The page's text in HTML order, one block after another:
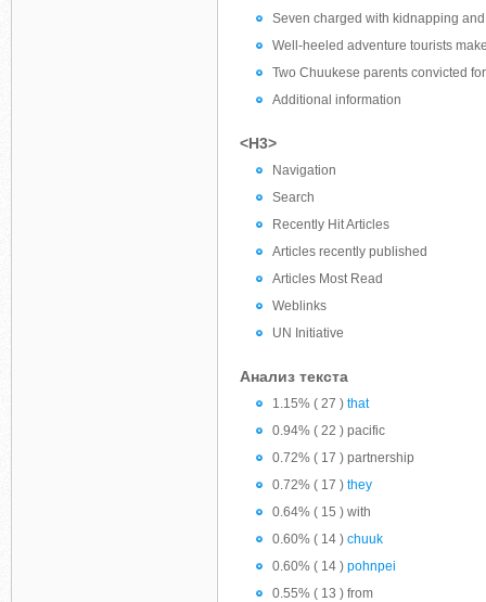
Seven charged with kidnapping
Well-heeled adventure tourists
Two Chuukese parents convicted
Additional information
<H3>
Navigation
Search
Recently Hit Articles
Articles recently published
Articles Most Read
Weblinks
UN Initiative
Анализ текста
1.15% ( 27 ) that
0.94% ( 22 ) pacific
0.72% ( 17 ) partnership
0.72% ( 17 ) they
0.64% ( 15 ) with
0.60% ( 14 ) chuuk
0.60% ( 14 ) pohnpei
0.55% ( 13 ) from